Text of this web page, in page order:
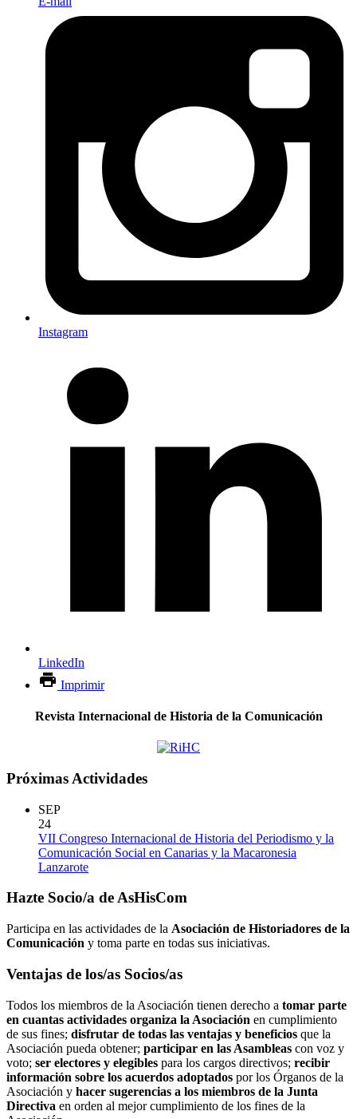
Instagram
LinkedIn
Imprimir
Revista Internacional de Historia de la Comunicación
Próximas Actividades
SEP
24
VII Congreso Internacional de Historia del Periodismo y la
Comunicación Social en Canarias y la Macaronesia
Lanzarote
Hazte Socio/a de AsHisCom
Participa en las actividades de la Asociación de Historiadores de la
Comunicación y toma parte en todas sus iniciativas.
Ventajas de los/as Socios/as
Todos los miembros de la Asociación tienen derecho a tomar parte
en cuantas actividades organiza la Asociación en cumplimiento
de sus fines; disfrutar de todas las ventajas y beneficios que la
Asociación pueda obtener; participar en las Asambleas con voz y
voto; ser electores y elegibles para los cargos directivos; recibir
información sobre los acuerdos adoptados por los Órganos de la
Asociación y hacer sugerencias a los miembros de la Junta
Directiva en orden al mejor cumplimiento de los fines de la